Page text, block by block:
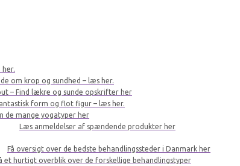
her.
om krop og sundhed – læs her.
– Find lækre og sunde opskrifter her
form og flot figur – læs her.
de mange yogatyper her
Læs anmeldelser af spændende produkter her
Få oversigt over de bedste behandlingssteder i Danmark her
et hurtigt overblik over de forskellige behandlingstyper